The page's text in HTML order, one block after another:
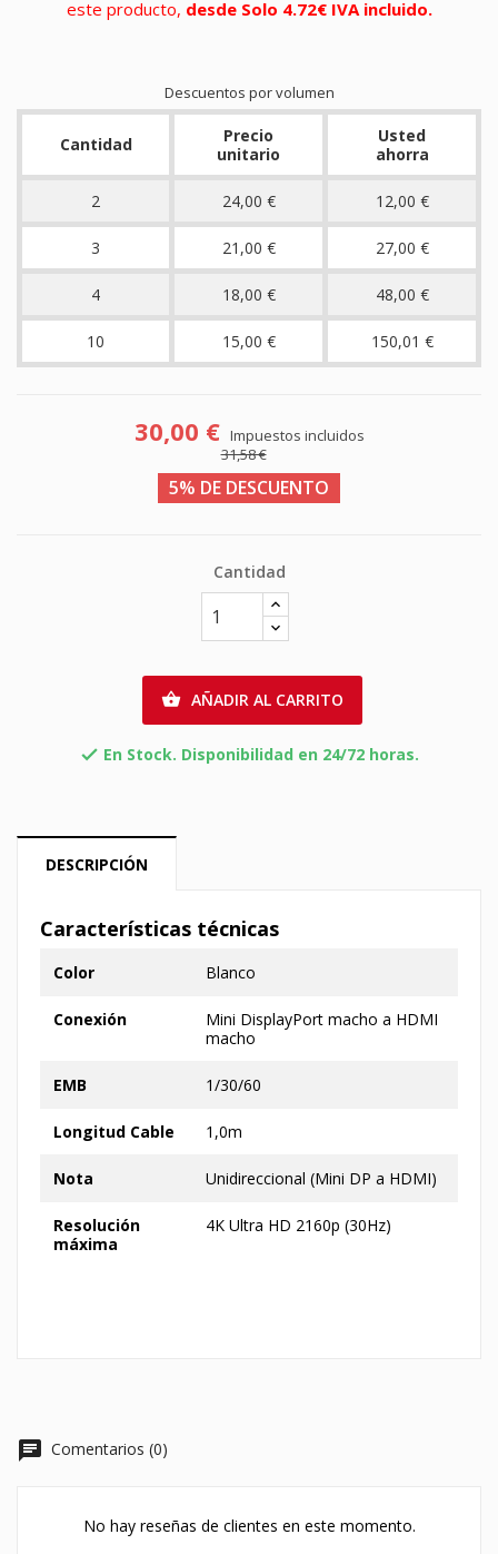
este producto, desde Solo 4.72€ IVA incluido.
Descuentos por volumen
Cantidad
Precio
unitario
Usted
ahorra
2 24,00 € 12,00 €
3 21,00 € 27,00 €
4 18,00 € 48,00 €
10 15,00 € 150,01 €
30,00 € Impuestos incluidos
31,58 €
5% DE DESCUENTO
Cantidad
 AÑADIR AL CARRITO
 En Stock. Disponibilidad en 24/72 horas.
DESCRIPCIÓN
Características técnicas
Color Blanco
Conexión
Mini DisplayPort macho a HDMI
macho
EMB 1/30/60
Longitud Cable 1,0m
Nota Unidireccional (Mini DP a HDMI)
Resolución
máxima
4K Ultra HD 2160p (30Hz)
chat Comentarios (0)
No hay reseñas de clientes en este momento.